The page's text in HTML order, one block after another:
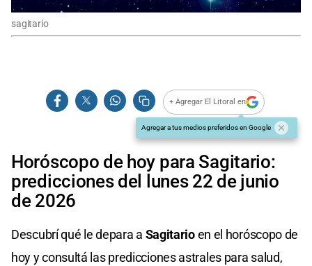
sagitario
+ Agregar El Litoral en
Agregar a tus medios preferidos en Google
Horóscopo de hoy para Sagitario:
predicciones del lunes 22 de junio
de 2026
Descubrí qué le depara a Sagitarioen el horóscopo de
hoy y consultá las predicciones astrales para salud,